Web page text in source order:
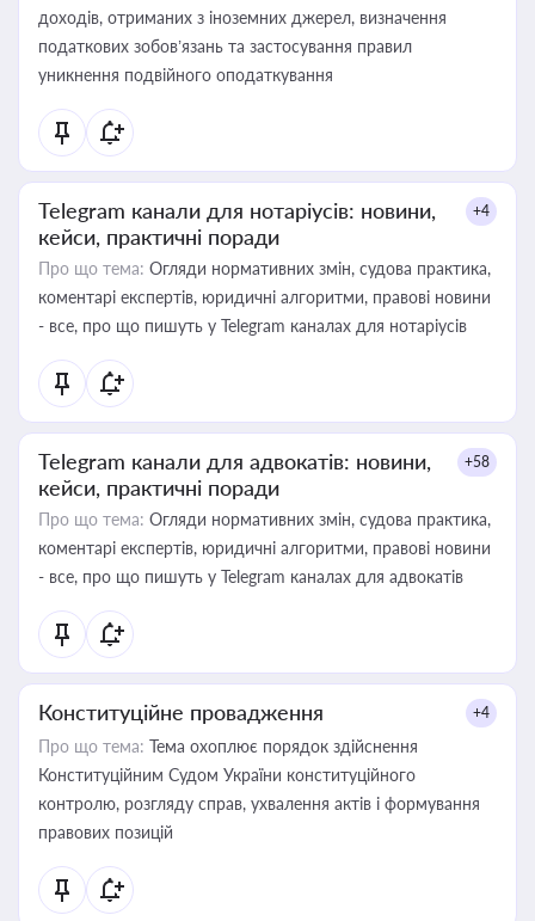
доходів, отриманих з іноземних джерел, визначення
податкових зобов’язань та застосування правил
уникнення подвійного оподаткування
Telegram канали для нотаріусів: новини,
кейси, практичні поради
+4
Про що тема: Огляди нормативних змін, судова практика,
коментарі експертів, юридичні алгоритми, правові новини
- все, про що пишуть у Telegram каналах для нотаріусів
Telegram канали для адвокатів: новини,
кейси, практичні поради
+58
Про що тема: Огляди нормативних змін, судова практика,
коментарі експертів, юридичні алгоритми, правові новини
- все, про що пишуть у Telegram каналах для адвокатів
Конституційне провадження +4
Про що тема: Тема охоплює порядок здійснення
Конституційним Судом України конституційного
контролю, розгляду справ, ухвалення актів і формування
правових позицій